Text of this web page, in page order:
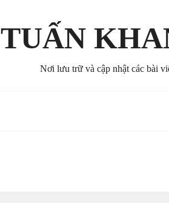
TUẤN
Nơi lưu trữ và cập nhật các bài